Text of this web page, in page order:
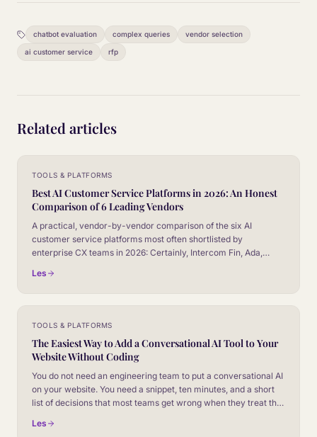
chatbot evaluation complex queries vendor selection
ai customer service rfp
Related articles
TOOLS & PLATFORMS
Best AI Customer Service Platforms in 2026: An Honest
Comparison of 6 Leading Vendors
A practical, vendor-by-vendor comparison of the six AI
customer service platforms most often shortlisted by
enterprise CX teams in 2026: Certainly, Intercom Fin, Ada,
marketing fluff, no fake winner.
Les
TOOLS & PLATFORMS
The Easiest Way to Add a Conversational AI Tool to Your
Website Without Coding
You do not need an engineering team to put a conversational AI
on your website. You need a snippet, ten minutes, and a short
list of decisions that most teams get wrong when they treat this
Les